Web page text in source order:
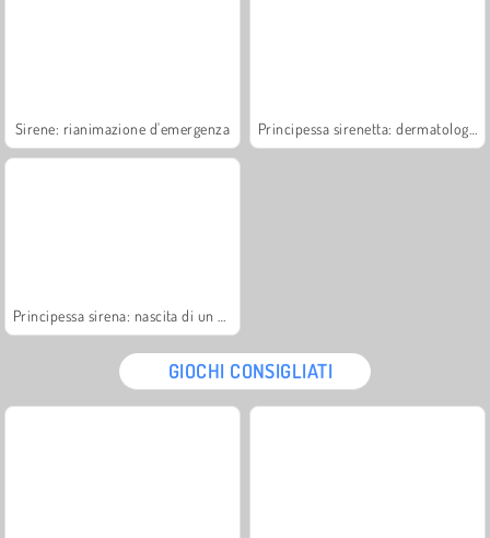
Sirene: rianimazione d'emergenza
GIOCHI CONSIGLIATI